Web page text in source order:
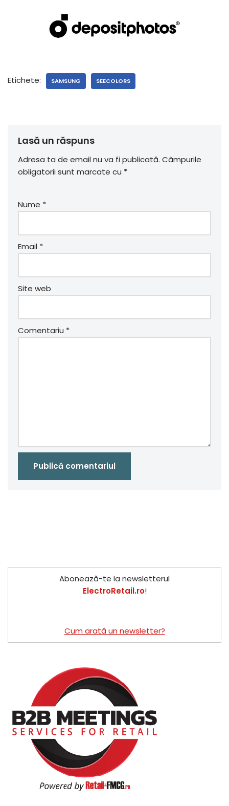
Etichete: SAMSUNG SEECOLORS
Lasă un răspuns
Adresa ta de email nu va fi publicată. Câmpurile
obligatorii sunt marcate cu *
Nume *
Email *
Site web
Comentariu *
Abonează-te la newsletterul
ElectroRetail.ro!
Cum arată un newsletter?